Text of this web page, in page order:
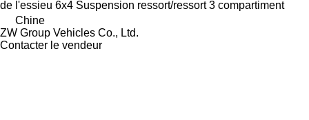
de l'essieu 6x4 Suspension ressort/ressort 3 compartiment
Chine
ZW Group Vehicles Co., Ltd.
Contacter le vendeur